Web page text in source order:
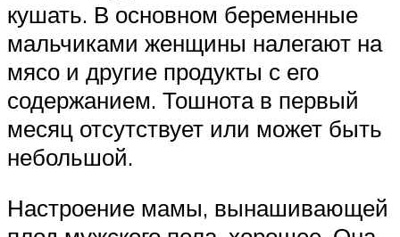
кушать. В основном беременные
мальчиками женщины налегают на
мясо и другие продукты с его
содержанием. Тошнота в первый
месяц отсутствует или может быть
небольшой.
Настроение мамы, вынашивающей